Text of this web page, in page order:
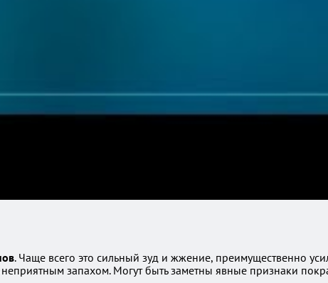
. Чаще всего это сильный зуд и жжение, преимущественно
запахом. Могут быть заметны явные признаки